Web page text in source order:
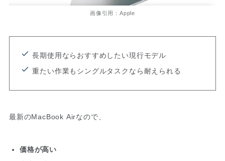
画像引用：Apple
長期使用ならおすすめしたい現行モデル
重たい作業もシングルタスクなら耐えられる
最新のMacBook Airなので、
価格が高い